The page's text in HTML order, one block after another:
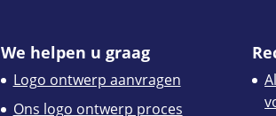
We helpen u graag
Logo ontwerp aanvragen
Ons logo ontwerp proces